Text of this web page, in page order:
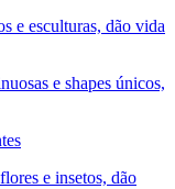
e esculturas, dão vida
e shapes únicos,
e insetos, dão